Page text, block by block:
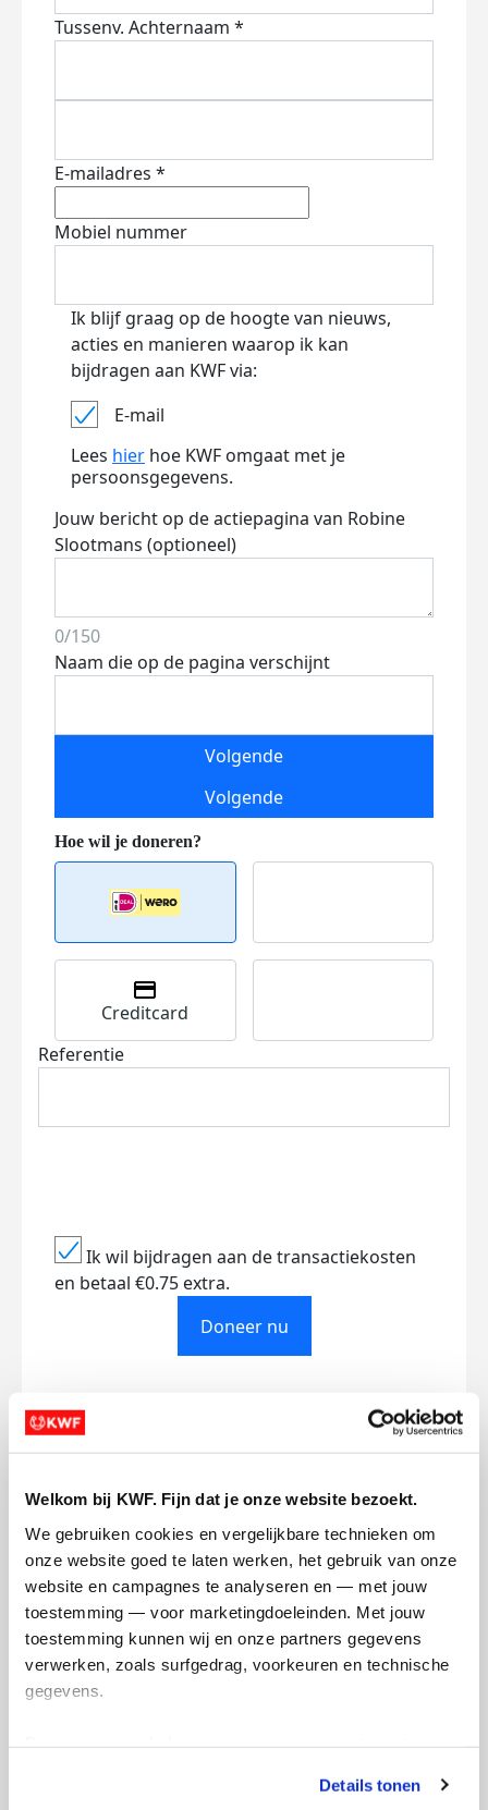
Welkom bij KWF. Fijn dat je onze website bezoekt.
We gebruiken cookies en vergelijkbare technieken om
onze website goed te laten werken, het gebruik van onze
website en campagnes te analyseren en — met jouw
toestemming — voor marketingdoeleinden. Met jouw
toestemming kunnen wij en onze partners gegevens
verwerken, zoals surfgedrag, voorkeuren en technische
gegevens.
tonen. Je kunt je toestemming op elk moment wijzigen of
Details tonen
Tussenv. Achternaam *
E-mailadres *
Mobiel nummer
Ik blijf graag op de hoogte van nieuws,
acties en manieren waarop ik kan
bijdragen aan KWF via:
E-mail
Lees hier hoe KWF omgaat met je
persoonsgegevens.
Jouw bericht op de actiepagina van Robine
Slootmans (optioneel)
0/150
Naam die op de pagina verschijnt
Volgende
Volgende
Creditcard
Referentie
Ik wil bijdragen aan de transactiekosten
en betaal €0.75 extra.
Doneer nu
€51 €750
Doneer
Robine's badges